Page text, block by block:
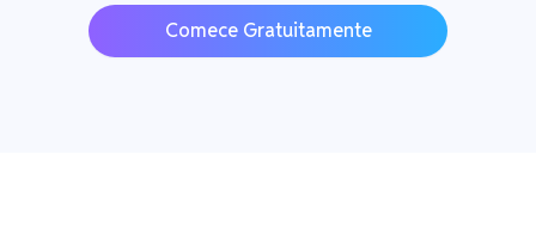
Comece Gratuitamente